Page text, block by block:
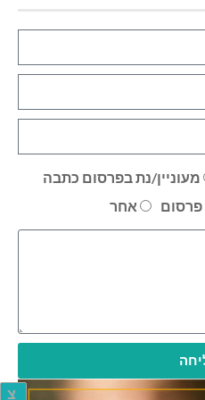
צ
מעוניין/נת בפרסום כתבה
פרסום
אחר